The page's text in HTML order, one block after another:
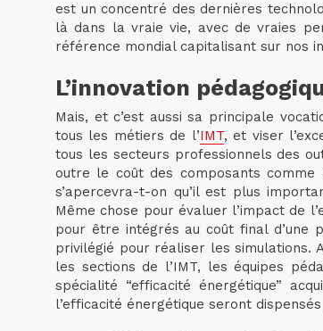
est un concentré des dernières
là dans la vraie vie, avec de vraies
référence mondial capitalisant sur nos
L’innovation
Mais, et c’est aussi sa principale
tous les métiers de l’IMT, et viser
tous les secteurs professionnels des
outre le coût des composants
s’apercevra-t-on qu’il est plus
Même chose pour évaluer l’impact de
pour être intégrés au coût final d’une
privilégié pour réaliser les simulations.
les sections de l’IMT, les équipes
spécialité “efficacité énergétique”
l’efficacité énergétique seront